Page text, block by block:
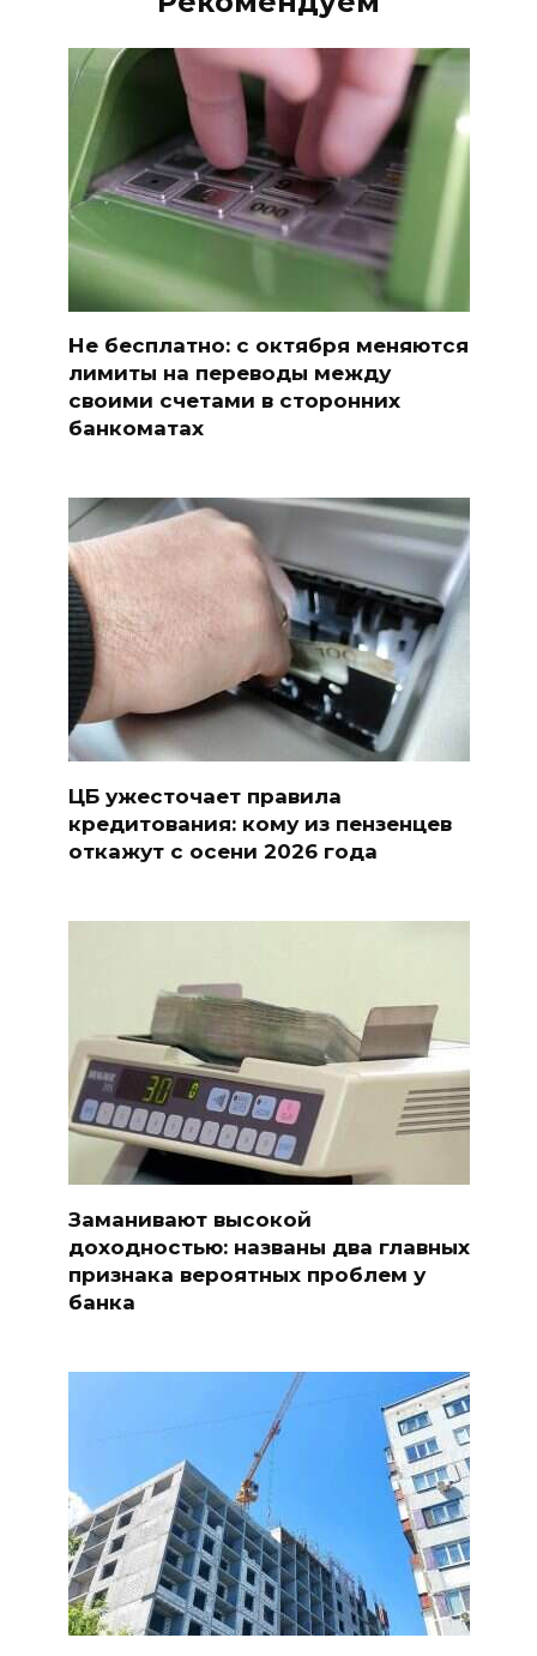
Не бесплатно: с октября меняются
лимиты на переводы между
своими счетами в сторонних
банкоматах
ЦБ ужесточает правила
кредитования: кому из пензенцев
откажут с осени 2026 года
Заманивают высокой
доходностью: названы два главных
признака вероятных проблем у
банка